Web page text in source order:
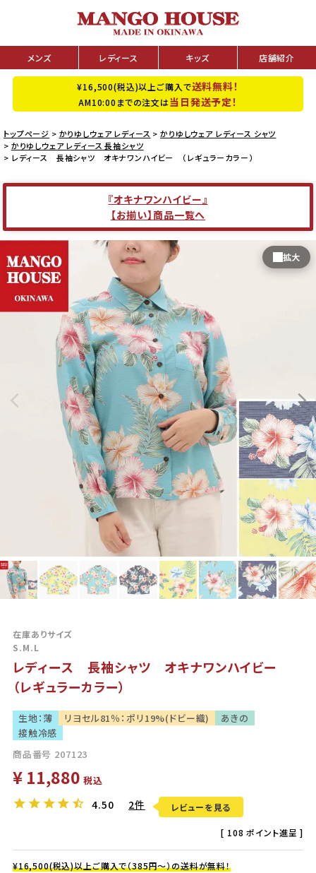
メンズ レディース キッズ 店舗紹介
¥16,500(税込)以上ご購入で送料無料！
AM10:00までの注文は当日発送予定！
トップページ かりゆしウェア レディース
かりゆしウェア レディース シャツ
かりゆしウェア レディース 長袖シャツ
レディース 長袖シャツ オキナワンハイビー （レギュラーカラー）
『オキナワンハイビー』
【お揃い】商品一覧へ
在庫ありサイズ
S.M.L
レディース 長袖シャツ オキナワンハイビー
（レギュラーカラー）
生地：薄 リヨセル81％：ポリ19%(ドビー織)
あきの
接触冷感
商品番号 207123
¥ 11,880 税込
4.50 2件 レビューを見る
[ 108 ポイント進呈 ]
¥16,500(税込)以上ご購入で（385円～）の送料が無料！